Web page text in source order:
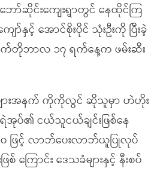
ာ်ဆိုင်းကျေးရွာတွင် နေထိုင်ကြ
နှင့် အောင်စိုးပိုင် သုံးဦးကို ပြီးခဲ့
က်တိုဘာလ ၁၇ ရက်နေ့က ဖမ်းဆီး
ျားအနက် ကိုကိုလွင် ဆိုသူမှာ ဟဲဟိုး
ရဲအုပ်၏ ငယ်သူငယ်ချင်းဖြစ်နေ
၀ ဖြင့် လာဘ်ပေးလာဘ်ယူပြုလုပ်
စ် ကြောင်း ဒေသခံများနှင့် နီးစပ်